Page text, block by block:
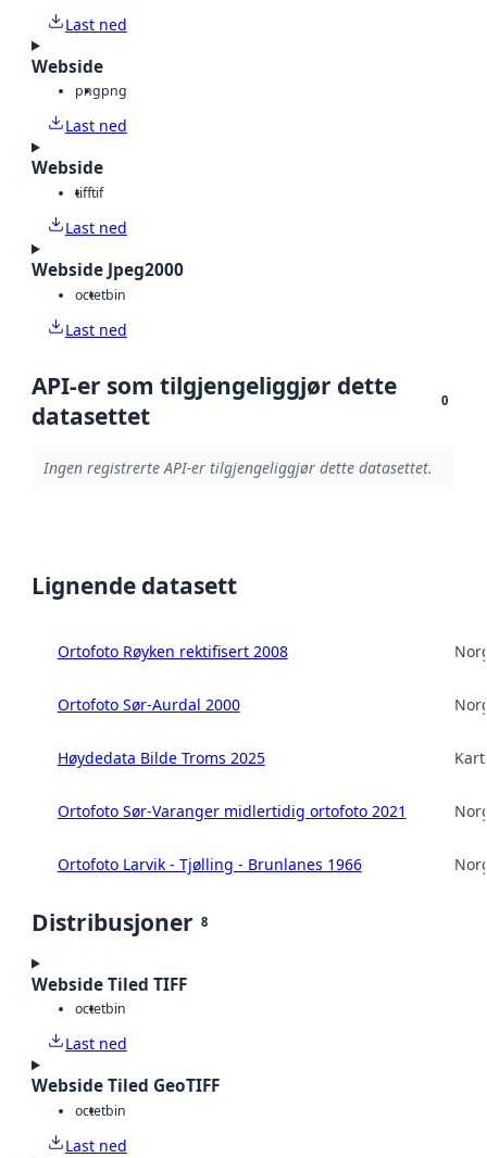
Last ned
Webside
pngpng
Last ned
Webside
tifftif
Last ned
Webside Jpeg2000
octetbin
Last ned
API-er som tilgjengeliggjør dette
datasettet
0
Ingen registrerte API-er tilgjengeliggjør dette datasettet.
Lignende datasett
Ortofoto Røyken rektifisert 2008
Ortofoto Sør-Aurdal 2000
Høydedata Bilde Troms 2025
Ortofoto Sør-Varanger midlertidig ortofoto 2021
Ortofoto Larvik - Tjølling - Brunlanes 1966
Distribusjoner 8
Webside Tiled TIFF
octetbin
Last ned
Webside Tiled GeoTIFF
octetbin
Last ned